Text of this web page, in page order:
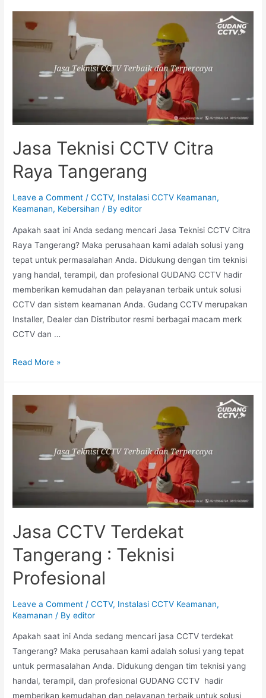
Jasa Teknisi CCTV Citra
Raya Tangerang
Leave a Comment /CCTV, Instalasi CCTV Keamanan,
Keamanan, Kebersihan / Byeditor
Apakah saat ini Anda sedang mencari Jasa Teknisi CCTV Citra
Raya Tangerang? Maka perusahaan kami adalah solusi yang
tepat untuk permasalahan Anda. Didukung dengan tim teknisi
yang handal, terampil, dan profesional GUDANG CCTV hadir
memberikan kemudahan dan pelayanan terbaik untuk solusi
CCTV dan sistem keamanan Anda. Gudang CCTV merupakan
Installer, Dealer dan Distributor resmi berbagai macam merk
CCTV dan …
Read More »
Jasa CCTV Terdekat
Tangerang : Teknisi
Profesional
Leave a Comment /CCTV, Instalasi CCTV Keamanan,
Keamanan / Byeditor
Apakah saat ini Anda sedang mencari jasa CCTV terdekat
Tangerang? Maka perusahaan kami adalah solusi yang tepat
untuk permasalahan Anda. Didukung dengan tim teknisi yang
handal, terampil, dan profesional GUDANG CCTV hadir
memberikan kemudahan dan pelayanan terbaik untuk solusi